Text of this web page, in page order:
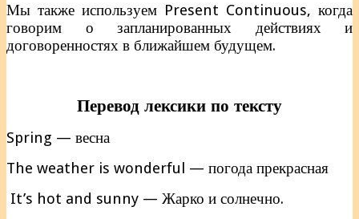
Мы также используем Present Continuous, когда
говорим о запланированных действиях и
договоренностях в ближайшем будущем.
Перевод лексики по тексту
Spring — весна
The weather is wonderful — погода прекрасная
It’s hot and sunny — Жарко и солнечно.